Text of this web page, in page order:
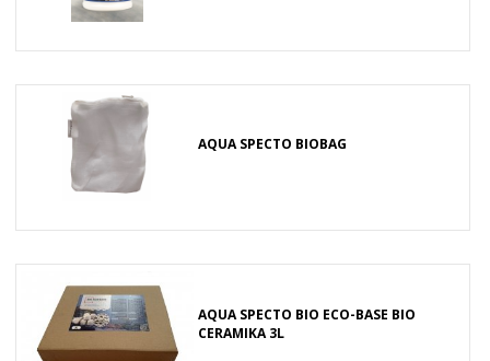
AQUA SPECTO BIOBAG
AQUA SPECTO BIO ECO-BASE BIO
CERAMIKA 3L